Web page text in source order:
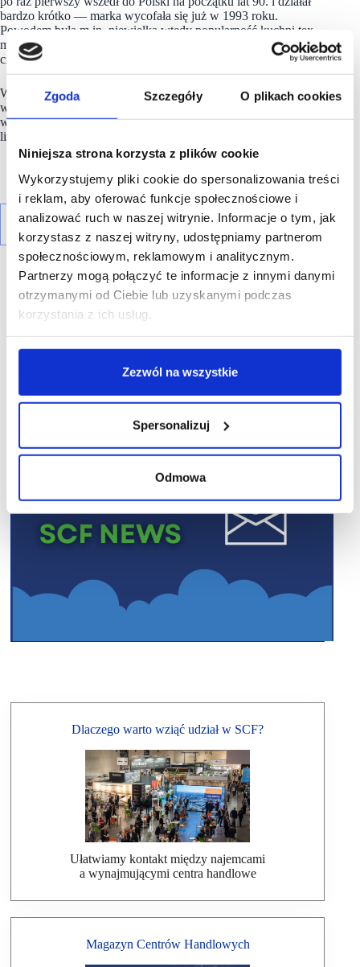
Zgoda Szczegóły O plikach cookies
Niniejsza strona korzysta z plików cookie
Wykorzystujemy pliki cookie do spersonalizowania treści
i reklam, aby oferować funkcje społecznościowe i
analizować ruch w naszej witrynie. Informacje o tym, jak
korzystasz z naszej witryny, udostępniamy partnerom
społecznościowym, reklamowym i analitycznym.
Partnerzy mogą połączyć te informacje z innymi danymi
otrzymanymi od Ciebie lub uzyskanymi podczas
korzystania z ich usług.
Zezwól na wszystkie
Spersonalizuj
Odmowa
bardzo krótko — marka wycofała się już w 1993 roku.
Powodem była m.in. niewielka wtedy popularność kuchni tex-
mex oraz słaba rozpoznawalność produktów takich jak tacos
czy burrito.
Według dostępnych informacji Taco Bell w Polsce miał
wówczas jedynie pojedyncze lokale i nie zdążył rozwinąć
większej sieci restauracji. Firma nie podała oficjalnie dokładnej
liczby wszystkich działających wtedy punktów.
Dlaczego warto wziąć udział w SCF?
Ułatwiamy kontakt między najemcami
a wynajmującymi centra handlowe
Magazyn Centrów Handlowych